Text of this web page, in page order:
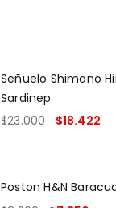
Señuelo Shimano
Sardinep
$23.000 $18.422
Poston H&N